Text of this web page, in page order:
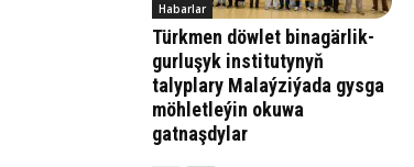
Habarlar
Türkmen döwlet binagärlik-
gurluşyk institutynyň
talyplary Malaýziýada gysga
möhletleýin okuwa
gatnaşdylar